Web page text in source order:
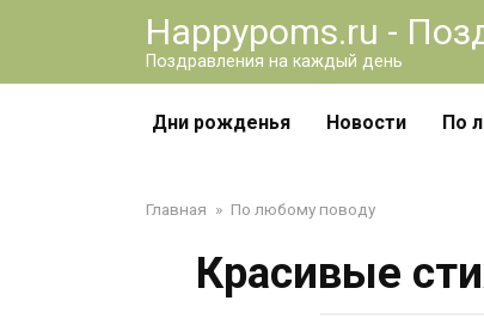
Happypoms.ru -
Поздравления на каждый день
Дни рожденья Новости По
Главная » По любому поводу
Красивые